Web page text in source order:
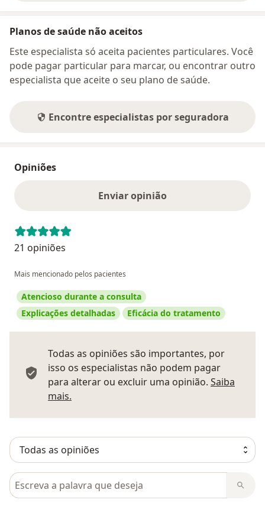
Planos de saúde não aceitos
Este especialista só aceita pacientes particulares. Você
pode pagar particular para marcar, ou encontrar outro
especialista que aceite o seu plano de saúde.
Encontre especialistas por seguradora
Opiniões
Enviar opinião
21 opiniões
Mais mencionado pelos pacientes
Atencioso durante a consulta
Explicações detalhadas
Eficácia do tratamento
Todas as opiniões são importantes, por
isso os especialistas não podem pagar
para alterar ou excluir uma opinião. Saiba
mais.
Pesquisar em opiniões